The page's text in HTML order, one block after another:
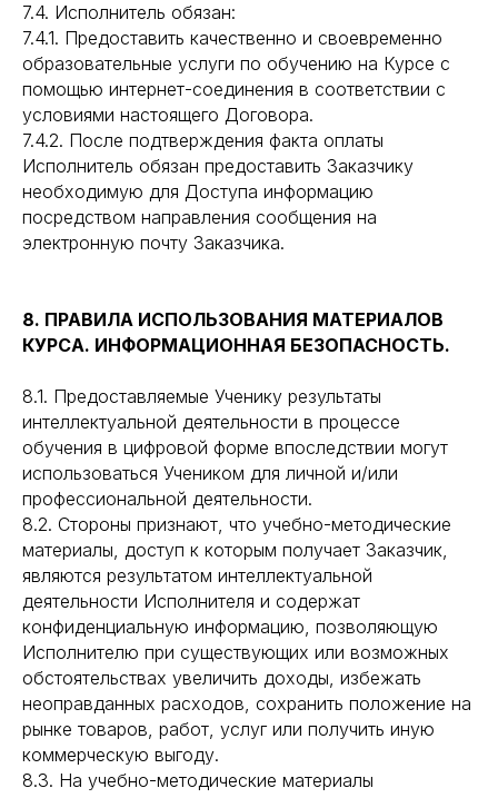
7.4. Исполнитель обязан:
7.4.1. Предоставить качественно и своевременно
образовательные услуги по обучению на Курсе с
помощью интернет-соединения в соответствии с
условиями настоящего Договора.
7.4.2. После подтверждения факта оплаты
Исполнитель обязан предоставить Заказчику
необходимую для Доступа информацию
посредством направления сообщения на
электронную почту Заказчика.
8. ПРАВИЛА ИСПОЛЬЗОВАНИЯ МАТЕРИАЛОВ
КУРСА. ИНФОРМАЦИОННАЯ БЕЗОПАСНОСТЬ.
8.1. Предоставляемые Ученику результаты
интеллектуальной деятельности в процессе
обучения в цифровой форме впоследствии могут
использоваться Учеником для личной и/или
профессиональной деятельности.
8.2. Стороны признают, что учебно-методические
материалы, доступ к которым получает Заказчик,
являются результатом интеллектуальной
деятельности Исполнителя и содержат
конфиденциальную информацию, позволяющую
Исполнителю при существующих или возможных
обстоятельствах увеличить доходы, избежать
неоправданных расходов, сохранить положение на
рынке товаров, работ, услуг или получить иную
коммерческую выгоду.
8.3. На учебно-методические материалы